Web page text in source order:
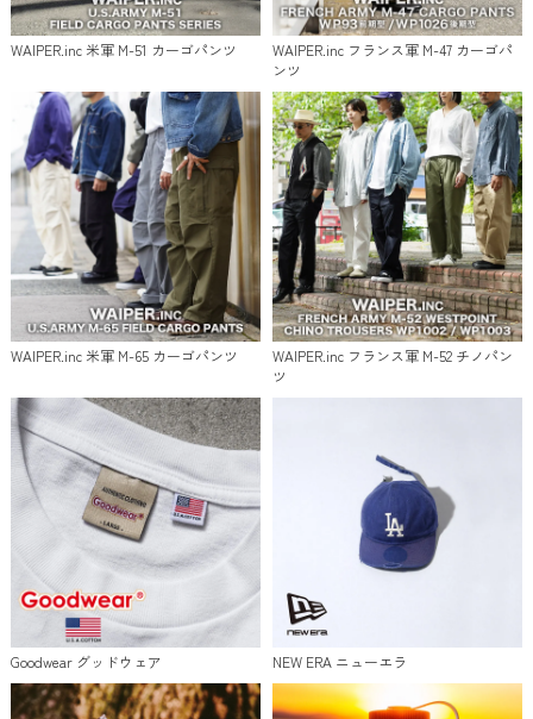
WAIPER.inc 米軍 M-51 カーゴパンツ
WAIPER.inc フランス軍 M-47 カーゴパ
ンツ
WAIPER.inc 米軍 M-65 カーゴパンツ
WAIPER.inc フランス軍 M-52 チノパン
ツ
Goodwear グッドウェア NEW ERA ニューエラ